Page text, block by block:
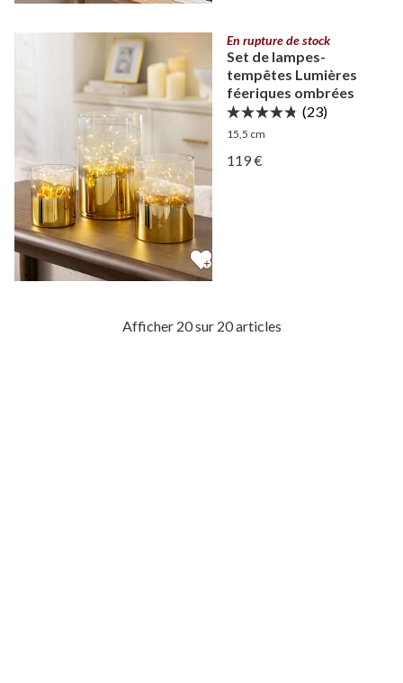
En rupture de stock
Set de lampes-
tempêtes Lumières
féeriques ombrées
(23)
15,5 cm
Afficher Set de lampes-
Afficher Set de lampes-
119 €
Afficher 20 sur 20 articles